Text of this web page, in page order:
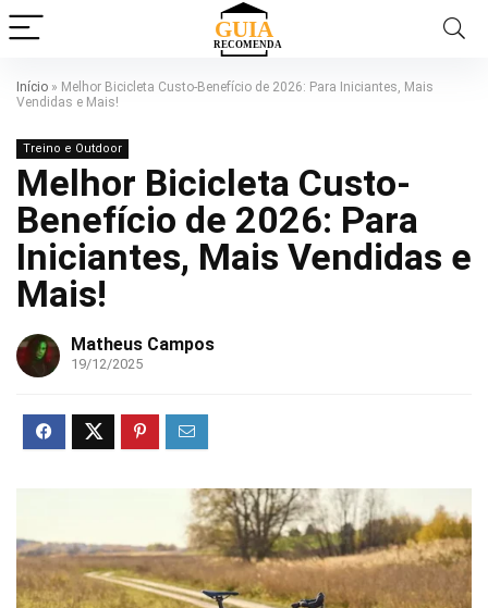
Início » Melhor Bicicleta Custo-Benefício de 2026: Para Iniciantes, Mais
Vendidas e Mais!
Treino e Outdoor
Melhor Bicicleta Custo-
Benefício de 2026: Para
Iniciantes, Mais Vendidas e
Mais!
Matheus Campos
19/12/2025